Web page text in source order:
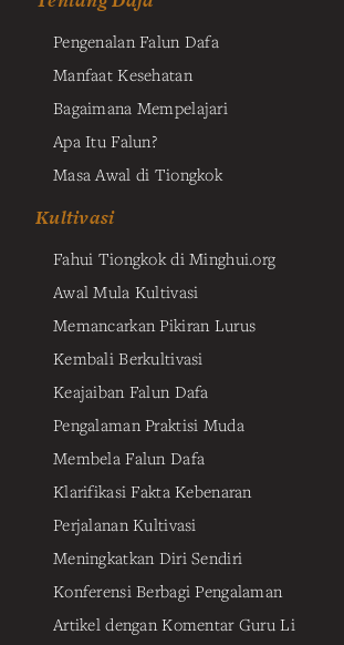
Pengenalan Falun Dafa
Manfaat Kesehatan
Bagaimana Mempelajari
Apa Itu Falun?
Masa Awal di Tiongkok
Kultivasi
Fahui Tiongkok di Minghui.org
Awal Mula Kultivasi
Memancarkan Pikiran Lurus
Kembali Berkultivasi
Keajaiban Falun Dafa
Pengalaman Praktisi Muda
Membela Falun Dafa
Klarifikasi Fakta Kebenaran
Perjalanan Kultivasi
Meningkatkan Diri Sendiri
Konferensi Berbagi Pengalaman
Artikel dengan Komentar Guru Li